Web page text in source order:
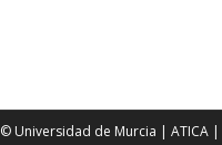
© Universidad de Murcia ATICA